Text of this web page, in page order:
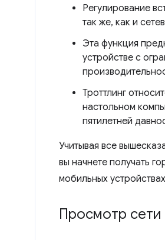
Регулирование
так же, как и
Эта функция
устройстве с
Троттлинг
настольном
пятилетней
Учитывая все
вы начнете получать
мобильных
Просмотр сети